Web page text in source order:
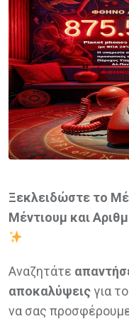
Ξεκλειδώστε το
Μέντιουμ και
Αναζητάτε
αποκαλύψειςγια
να σας